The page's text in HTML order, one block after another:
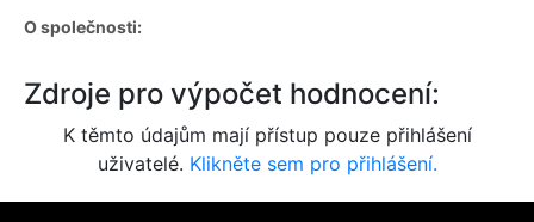
O společnosti:
Zdroje pro výpočet hodnocení:
K těmto údajům mají přístup pouze přihlášení
uživatelé. Klikněte sem pro přihlášení.